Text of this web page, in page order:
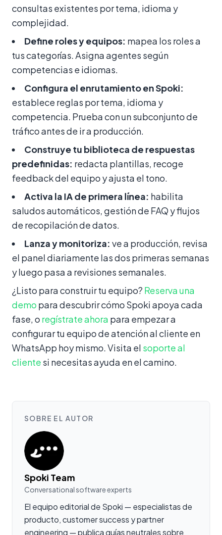
consultas existentes por tema, idioma y
complejidad.
Define roles y equipos: mapea los roles a
tus categorías. Asigna agentes según
competencias e idiomas.
Configura el enrutamiento en Spoki:
establece reglas por tema, idioma y
competencia. Prueba con un subconjunto de
tráfico antes de ir a producción.
Construye tu biblioteca de respuestas
predefinidas: redacta plantillas, recoge
feedback del equipo y ajusta el tono.
Activa la IA de primera línea: habilita
saludos automáticos, gestión de FAQ y flujos
de recopilación de datos.
Lanza y monitoriza: ve a producción, revisa
el panel diariamente las dos primeras semanas
y luego pasa a revisiones semanales.
¿Listo para construir tu equipo? Reserva una
demo para descubrir cómo Spoki apoya cada
fase, o regístrate ahora para empezar a
configurar tu equipo de atención al cliente en
WhatsApp hoy mismo. Visita el soporte al
cliente si necesitas ayuda en el camino.
SOBRE EL AUTOR
Spoki Team
Conversational software experts
El equipo editorial de Spoki — especialistas de
producto, customer success y partner
engineering — publica guías neutrales sobre